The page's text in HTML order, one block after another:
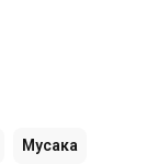
Мусака